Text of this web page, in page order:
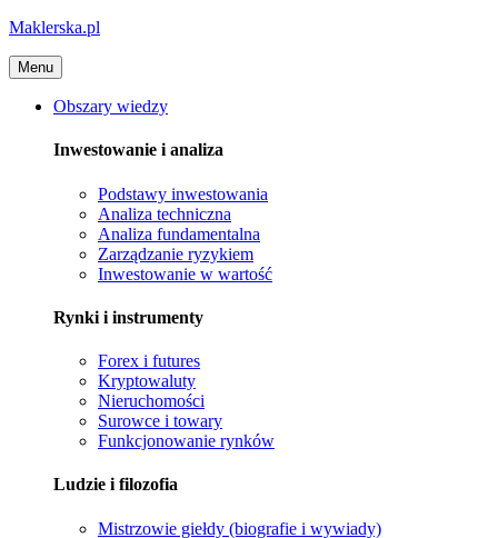
Maklerska.pl
Menu
Obszary wiedzy
Inwestowanie i analiza
Podstawy inwestowania
Analiza techniczna
Analiza fundamentalna
Zarządzanie ryzykiem
Inwestowanie w wartość
Rynki i instrumenty
Forex i futures
Kryptowaluty
Nieruchomości
Surowce i towary
Funkcjonowanie rynków
Ludzie i filozofia
Mistrzowie giełdy (biografie i wywiady)